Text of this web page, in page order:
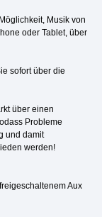
Musik von
oder Tablet, über
sofort über die
über einen
Probleme
und damit
werden!
Aux